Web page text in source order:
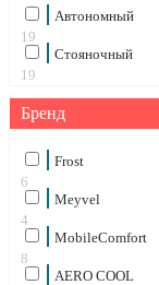
Автономный
19
Стояночный
19
Бренд
Frost
6
Meyvel
4
MobileComfort
8
AERO COOL